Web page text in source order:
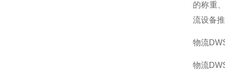
的称重
流设备
物流
物流